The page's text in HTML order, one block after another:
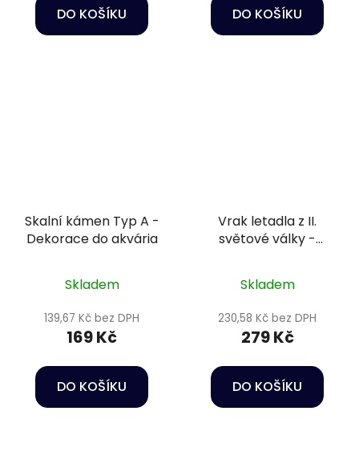
DO KOŠÍKU DO KOŠÍKU
Skalní kámen Typ A -
Dekorace do akvária
Skladem
139,67 Kč bez DPH
169 Kč
DO KOŠÍKU
Vrak letadla z II.
světové války -
Skladem
230,58 Kč bez DPH
279 Kč
DO KOŠÍKU